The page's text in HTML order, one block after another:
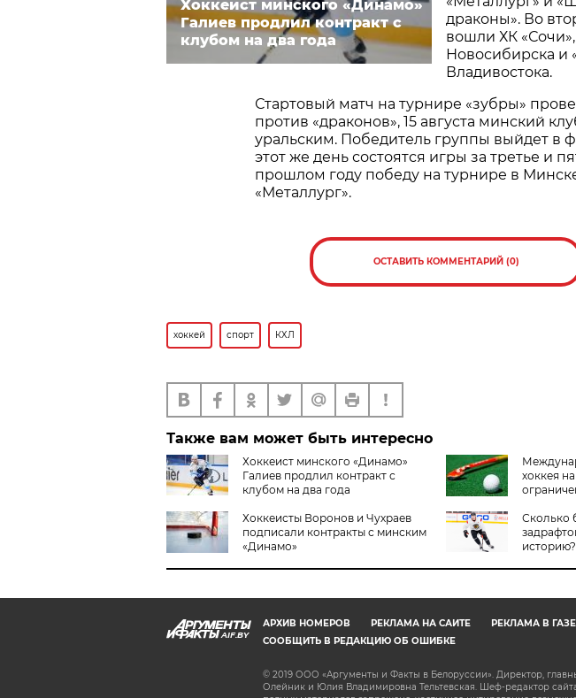
Хоккеист минского «Динамо»
Галиев продлил контракт с
клубом на два года
драконы». Во
вошли ХК
Новосибирска и
Владивостока.
Стартовый матч на турнире «зубры»
против «драконов», 15 августа минский
уральским. Победитель группы выйдет в
этот же день состоятся игры за третье и
прошлом году победу на турнире в
«Металлург».
ОСТАВИТЬ КОММЕНТАРИЙ (0)
хоккей спорт КХЛ
Также вам может быть интересно
Хоккеист минского «Динамо»
Галиев продлил контракт с
клубом на два года
хоккея
Хоккеисты Воронов и Чухраев
подписали контракты с минским
«Динамо»
Сколько
историю?
AIF.BY
АРХИВ НОМЕРОВ РЕКЛАМА НА САЙТЕ РЕКЛАМА В
СООБЩИТЬ В РЕДАКЦИЮ ОБ ОШИБКЕ
© 2019 ООО «Аргументы и Факты в Белоруссии». Директор,
Олейник и Юлия Владимировна Тельтевская. Шеф-редактор